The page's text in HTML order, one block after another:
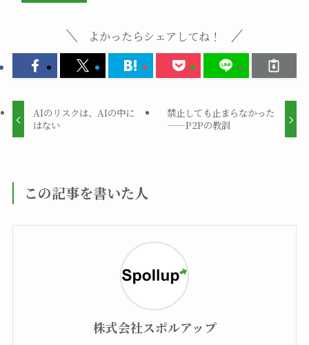
よかったらシェアしてね！
AIのリスクは、AIの中に
はない
禁止しても止まらなかった
——P2Pの教訓
この記事を書いた人
株式会社スポルアップ